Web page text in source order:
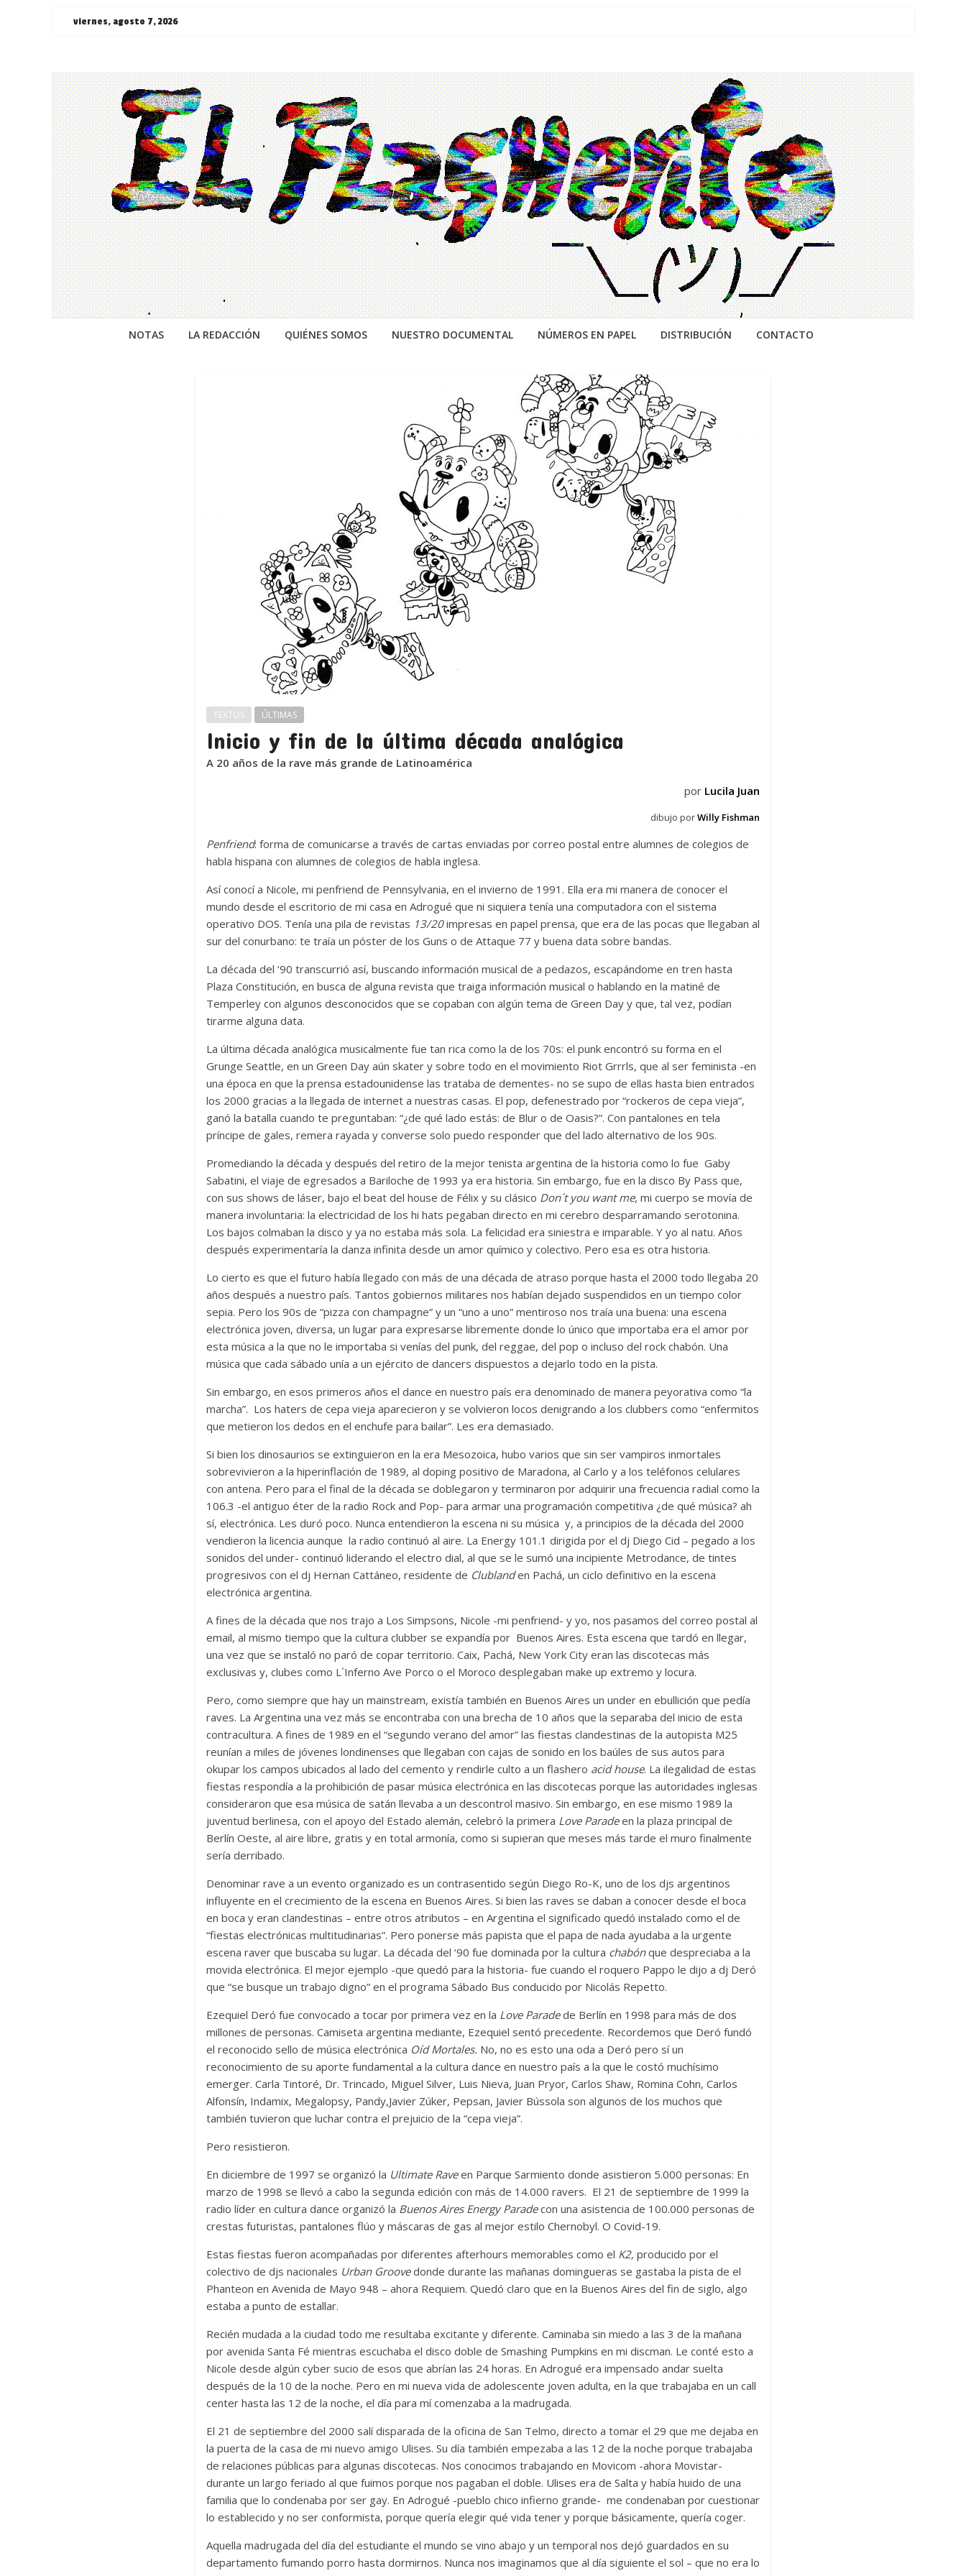
Saltarviernes, agosto 7, 2026
¯\_(ツ)_/
¯
NOTAS LA REDACCIÓN QUIÉNES SOMOS NUESTRO DOCUMENTAL NÚMEROS EN PAPEL DISTRIBUCIÓN CONTACTO
TEXTOS ÚLTIMAS
Inicio y fin de la última década analógica
A 20 años de la rave más grande de Latinoamérica
por Lucila Juan
dibujo porWilly Fishman
Penfriend: forma de comunicarse a través de cartas enviadas por correo postal entre alumnes de colegios de
habla hispana con alumnes de colegios de habla inglesa.
Así conocí a Nicole, mi penfriend de Pennsylvania, en el invierno de 1991. Ella era mi manera de conocer el
mundo desde el escritorio de mi casa en Adrogué que ni siquiera tenía una computadora con el sistema
operativo DOS. Tenía una pila de revistas 13/20impresas en papel prensa, que era de las pocas que llegaban al
sur del conurbano: te traía un póster de los Guns o de Attaque 77 y buena data sobre bandas.
La década del ‘90 transcurrió así, buscando información musical de a pedazos, escapándome en tren hasta
Plaza Constitución, en busca de alguna revista que traiga información musical o hablando en la matiné de
Temperley con algunos desconocidos que se copaban con algún tema de Green Day y que, tal vez, podían
tirarme alguna data.
La última década analógica musicalmente fue tan rica como la de los 70s: el punk encontró su forma en el
Grunge Seattle, en un Green Day aún skater y sobre todo en el movimiento Riot Grrrls, que al ser feminista -en
una época en que la prensa estadounidense las trataba de dementes- no se supo de ellas hasta bien entrados
los 2000 gracias a la llegada de internet a nuestras casas. El pop, defenestrado por “rockeros de cepa vieja”,
ganó la batalla cuando te preguntaban: “¿de qué lado estás: de Blur o de Oasis?”. Con pantalones en tela
príncipe de gales, remera rayada y converse solo puedo responder que del lado alternativo de los 90s.
Promediando la década y después del retiro de la mejor tenista argentina de la historia como lo fue Gaby
Sabatini, el viaje de egresados a Bariloche de 1993 ya era historia. Sin embargo, fue en la disco By Pass que,
con sus shows de láser, bajo el beat del house de Félix y su clásico Don´t you want me, mi cuerpo se movía de
manera involuntaria: la electricidad de los hi hats pegaban directo en mi cerebro desparramando serotonina.
Los bajos colmaban la disco y ya no estaba más sola. La felicidad era siniestra e imparable. Y yo al natu. Años
después experimentaría la danza infinita desde un amor químico y colectivo. Pero esa es otra historia.
Lo cierto es que el futuro había llegado con más de una década de atraso porque hasta el 2000 todo llegaba 20
años después a nuestro país. Tantos gobiernos militares nos habían dejado suspendidos en un tiempo color
sepia. Pero los 90s de “pizza con champagne” y un “uno a uno” mentiroso nos traía una buena: una escena
electrónica joven, diversa, un lugar para expresarse libremente donde lo único que importaba era el amor por
esta música a la que no le importaba si venías del punk, del reggae, del pop o incluso del rock chabón. Una
música que cada sábado unía a un ejército de dancers dispuestos a dejarlo todo en la pista.
Sin embargo, en esos primeros años el dance en nuestro país era denominado de manera peyorativa como “la
marcha”. Los haters de cepa vieja aparecieron y se volvieron locos denigrando a los clubbers como “enfermitos
que metieron los dedos en el enchufe para bailar”. Les era demasiado.
Si bien los dinosaurios se extinguieron en la era Mesozoica, hubo varios que sin ser vampiros inmortales
sobrevivieron a la hiperinflación de 1989, al doping positivo de Maradona, al Carlo y a los teléfonos celulares
con antena. Pero para el final de la década se doblegaron y terminaron por adquirir una frecuencia radial como la
106.3 -el antiguo éter de la radio Rock and Pop- para armar una programación competitiva ¿de qué música? ah
sí, electrónica. Les duró poco. Nunca entendieron la escena ni su música y, a principios de la década del 2000
vendieron la licencia aunque la radio continuó al aire. La Energy 101.1 dirigida por el dj Diego Cid – pegado a los
sonidos del under- continuó liderando el electro dial, al que se le sumó una incipiente Metrodance, de tintes
progresivos con el dj Hernan Cattáneo, residente de Clublanden Pachá, un ciclo definitivo en la escena
electrónica argentina.
A fines de la década que nos trajo a Los Simpsons, Nicole -mi penfriend- y yo, nos pasamos del correo postal al
email, al mismo tiempo que la cultura clubber se expandía por Buenos Aires. Esta escena que tardó en llegar,
una vez que se instaló no paró de copar territorio. Caix, Pachá, New York City eran las discotecas más
exclusivas y, clubes como L´Inferno Ave Porco o el Moroco desplegaban make up extremo y locura.
Pero, como siempre que hay un mainstream, existía también en Buenos Aires un under en ebullición que pedía
raves. La Argentina una vez más se encontraba con una brecha de 10 años que la separaba del inicio de esta
contracultura. A fines de 1989 en el “segundo verano del amor” las fiestas clandestinas de la autopista M25
reunían a miles de jóvenes londinenses que llegaban con cajas de sonido en los baúles de sus autos para
okupar los campos ubicados al lado del cemento y rendirle culto a un flashero acid house. La ilegalidad de estas
fiestas respondía a la prohibición de pasar música electrónica en las discotecas porque las autoridades inglesas
consideraron que esa música de satán llevaba a un descontrol masivo. Sin embargo, en ese mismo 1989 la
juventud berlinesa, con el apoyo del Estado alemán, celebró la primera Love Paradeen la plaza principal de
Berlín Oeste, al aire libre, gratis y en total armonía, como si supieran que meses más tarde el muro finalmente
sería derribado.
Denominar rave a un evento organizado es un contrasentido según Diego Ro-K, uno de los djs argentinos
influyente en el crecimiento de la escena en Buenos Aires. Si bien las raves se daban a conocer desde el boca
en boca y eran clandestinas – entre otros atributos – en Argentina el significado quedó instalado como el de
“fiestas electrónicas multitudinarias”. Pero ponerse más papista que el papa de nada ayudaba a la urgente
escena raver que buscaba su lugar. La década del ‘90 fue dominada por la cultura chabónque despreciaba a la
movida electrónica. El mejor ejemplo -que quedó para la historia- fue cuando el roquero Pappo le dijo a dj Deró
que “se busque un trabajo digno” en el programa Sábado Bus conducido por Nicolás Repetto.
Ezequiel Deró fue convocado a tocar por primera vez en la Love Paradede Berlín en 1998 para más de dos
millones de personas. Camiseta argentina mediante, Ezequiel sentó precedente. Recordemos que Deró fundó
el reconocido sello de música electrónica Oíd Mortales. No, no es esto una oda a Deró pero sí un
reconocimiento de su aporte fundamental a la cultura dance en nuestro país a la que le costó muchísimo
emerger. Carla Tintoré, Dr. Trincado, Miguel Silver, Luis Nieva, Juan Pryor, Carlos Shaw, Romina Cohn, Carlos
Alfonsín, Indamix, Megalopsy, Pandy,Javier Zúker, Pepsan, Javier Bússola son algunos de los muchos que
también tuvieron que luchar contra el prejuicio de la “cepa vieja”.
Pero resistieron.
En diciembre de 1997 se organizó la Ultimate Raveen Parque Sarmiento donde asistieron 5.000 personas: En
marzo de 1998 se llevó a cabo la segunda edición con más de 14.000 ravers. El 21 de septiembre de 1999 la
radio líder en cultura dance organizó la Buenos Aires Energy Paradecon una asistencia de 100.000 personas de
crestas futuristas, pantalones flúo y máscaras de gas al mejor estilo Chernobyl. O Covid-19.
Estas fiestas fueron acompañadas por diferentes afterhours memorables como el K2, producido por el
colectivo de djs nacionales Urban Groovedonde durante las mañanas domingueras se gastaba la pista de el
Phanteon en Avenida de Mayo 948 – ahora Requiem. Quedó claro que en la Buenos Aires del fin de siglo, algo
estaba a punto de estallar.
Recién mudada a la ciudad todo me resultaba excitante y diferente. Caminaba sin miedo a las 3 de la mañana
por avenida Santa Fé mientras escuchaba el disco doble de Smashing Pumpkins en mi discman. Le conté esto a
Nicole desde algún cyber sucio de esos que abrían las 24 horas. En Adrogué era impensado andar suelta
después de la 10 de la noche. Pero en mi nueva vida de adolescente joven adulta, en la que trabajaba en un call
center hasta las 12 de la noche, el día para mí comenzaba a la madrugada.
El 21 de septiembre del 2000 salí disparada de la oficina de San Telmo, directo a tomar el 29 que me dejaba en
la puerta de la casa de mi nuevo amigo Ulises. Su día también empezaba a las 12 de la noche porque trabajaba
de relaciones públicas para algunas discotecas. Nos conocimos trabajando en Movicom -ahora Movistar-
durante un largo feriado al que fuimos porque nos pagaban el doble. Ulises era de Salta y había huido de una
familia que lo condenaba por ser gay. En Adrogué -pueblo chico infierno grande- me condenaban por cuestionar
lo establecido y no ser conformista, porque quería elegir qué vida tener y porque básicamente, quería coger.
Aquella madrugada del día del estudiante el mundo se vino abajo y un temporal nos dejó guardados en su
departamento fumando porro hasta dormirnos. Nunca nos imaginamos que al día siguiente el sol – que no era lo